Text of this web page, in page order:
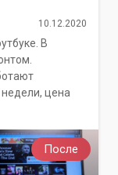
с
вашей
После
10.12.2020
В
цена